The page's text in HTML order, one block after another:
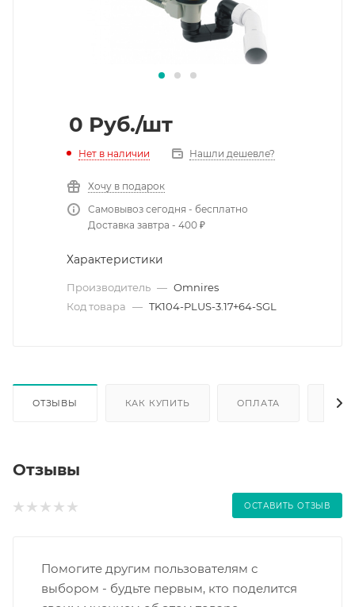
0 Руб./шт
Нет в наличии Нашли дешевле?
Хочу в подарок
Самовывоз сегодня - бесплатно
Доставка завтра - 400 ₽
Характеристики
Производитель — Omnires
Код товара — TK104-PLUS-3.17+64-SGL
ОТЗЫВЫ КАК КУПИТЬ ОПЛАТА
Отзывы
ОСТАВИТЬ ОТЗЫВ
Помогите другим пользователям с
выбором - будьте первым, кто поделится